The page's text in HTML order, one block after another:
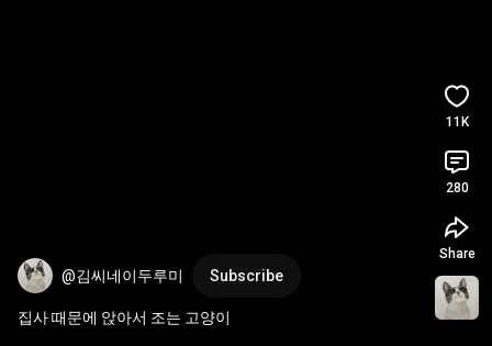
@김씨네이두루미 Subscribe
집사 때문에 앉아서 조는 고양이
11K
280
Share